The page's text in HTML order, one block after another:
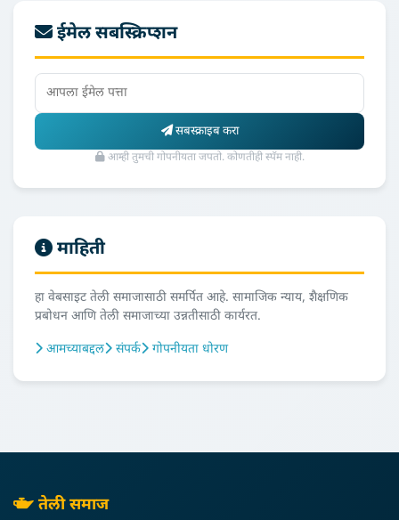
ईमेल सबस्क्रिप्शन
सबस्क्राइब करा
आम्ही तुमची गोपनीयता जपतो. कोणतीही स्पॅम नाही.
माहिती
हा वेबसाइट तेली समाजासाठी समर्पित आहे. सामाजिक न्याय, शैक्षणिक
प्रबोधन आणि तेली समाजाच्या उन्नतीसाठी कार्यरत.
आमच्याबद्दल
संपर्क गोपनीयता धोरण
तेली समाज